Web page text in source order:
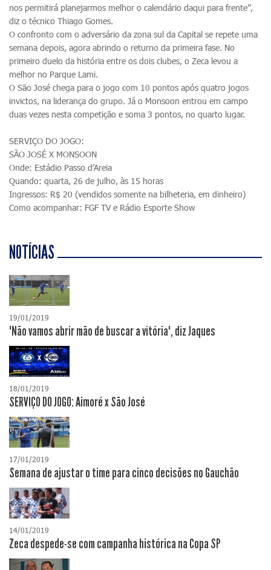
nos permitirá planejarmos melhor o calendário daqui para frente”,
diz o técnico Thiago Gomes.
O confronto com o adversário da zona sul da Capital se repete uma
semana depois, agora abrindo o returno da primeira fase. No
primeiro duelo da história entre os dois clubes, o Zeca levou a
melhor no Parque Lami.
O São José chega para o jogo com 10 pontos após quatro jogos
invictos, na liderança do grupo. Já o Monsoon entrou em campo
duas vezes nesta competição e soma 3 pontos, no quarto lugar.
SERVIÇO DO JOGO:
SÃO JOSÉ X MONSOON
Onde: Estádio Passo d’Areia
Quando: quarta, 26 de julho, às 15 horas
Ingressos: R$ 20 (vendidos somente na bilheteria, em dinheiro)
Como acompanhar: FGF TV e Rádio Esporte Show
NOTÍCIAS
19/01/2019
"Não vamos abrir mão de buscar a vitória", diz Jaques
18/01/2019
SERVIÇO DO JOGO: Aimoré x São José
17/01/2019
Semana de ajustar o time para cinco decisões no Gauchão
14/01/2019
Zeca despede-se com campanha histórica na Copa SP